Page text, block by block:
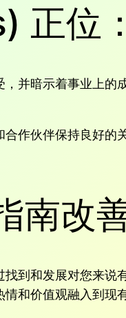
正位
并暗示着事业上
作伙伴保持良好
南改
到和发展对您来
和价值观融入到现